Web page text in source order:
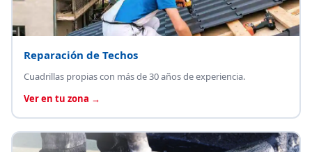
Reparación de Techos
Cuadrillas propias con más de 30 años de experiencia.
Ver en tu zona →